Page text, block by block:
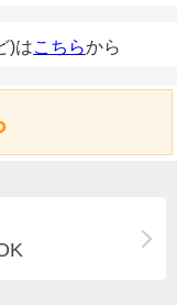
)はこちらから